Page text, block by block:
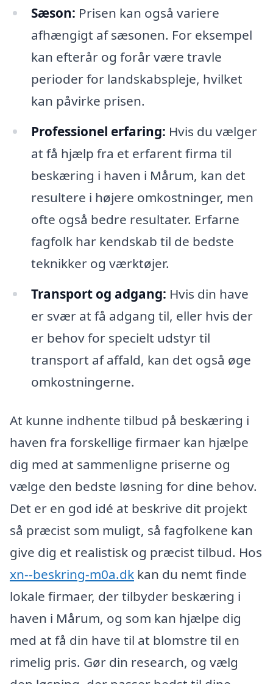
Sæson: Prisen kan også variere
afhængigt af sæsonen. For eksempel
kan efterår og forår være travle
perioder for landskabspleje, hvilket
kan påvirke prisen.
Professionel erfaring: Hvis du vælger
at få hjælp fra et erfarent firma til
beskæring i haven i Mårum, kan det
resultere i højere omkostninger, men
ofte også bedre resultater. Erfarne
fagfolk har kendskab til de bedste
teknikker og værktøjer.
Transport og adgang: Hvis din have
er svær at få adgang til, eller hvis der
er behov for specielt udstyr til
transport af affald, kan det også øge
omkostningerne.
At kunne indhente tilbud på beskæring i
haven fra forskellige firmaer kan hjælpe
dig med at sammenligne priserne og
vælge den bedste løsning for dine behov.
Det er en god idé at beskrive dit projekt
så præcist som muligt, så fagfolkene kan
give dig et realistisk og præcist tilbud. Hos
xn--beskring-m0a.dk kan du nemt finde
lokale firmaer, der tilbyder beskæring i
haven i Mårum, og som kan hjælpe dig
med at få din have til at blomstre til en
rimelig pris. Gør din research, og vælg